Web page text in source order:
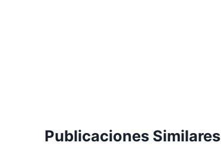
Publicaciones Similares